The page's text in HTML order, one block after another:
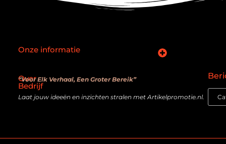
Over
Bedrijf
“Voor Elk Verhaal, Een Groter Bereik”
Laat jouw ideeën en inzichten stralen met Artikelpromotie.nl.
Onze informatie